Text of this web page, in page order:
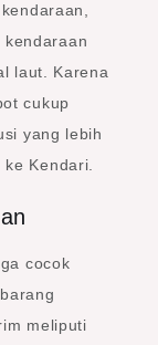
laut. Karena
cukup
yang lebih
Kendari.
cocok
meliputi